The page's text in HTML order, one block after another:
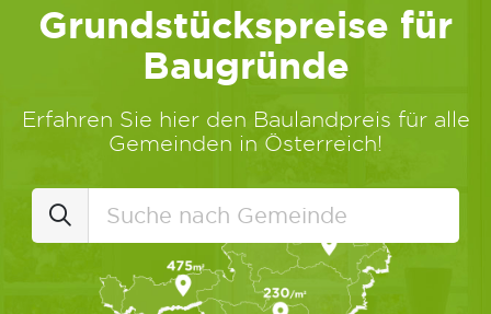
Grundstückspreise für
Baugründe
Erfahren Sie hier den Baulandpreis für alle
Gemeinden in Österreich!